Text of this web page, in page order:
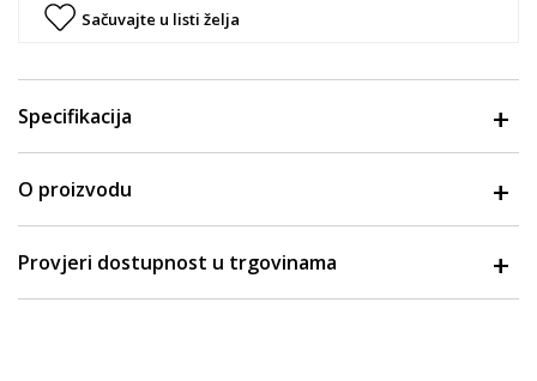
Sačuvajte u listi želja
Specifikacija
O proizvodu
Provjeri dostupnost u trgovinama